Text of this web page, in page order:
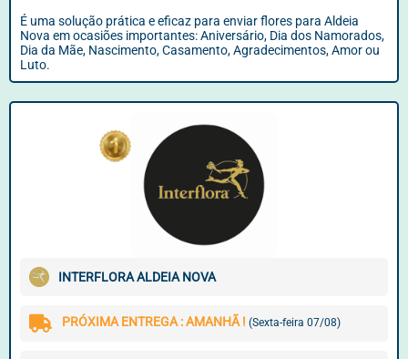
É uma solução prática e eficaz para enviar flores para Aldeia
Nova em ocasiões importantes: Aniversário, Dia dos Namorados,
Dia da Mãe, Nascimento, Casamento, Agradecimentos, Amor ou
Luto.
INTERFLORA ALDEIA NOVA
PRÓXIMA ENTREGA : AMANHÃ ! (Sexta-feira 07/08)